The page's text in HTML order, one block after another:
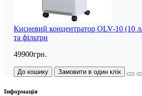
Кисневий концентратор OLV-10 (10
та фільтри
49900грн.
До кошику Замовити в один клік
Інформація